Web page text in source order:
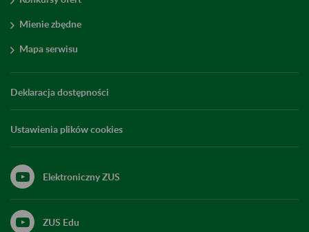
Mienie zbędne
Mapa serwisu
Deklaracja dostępności
Ustawienia plików cookies
Elektroniczny ZUS
ZUS Edu